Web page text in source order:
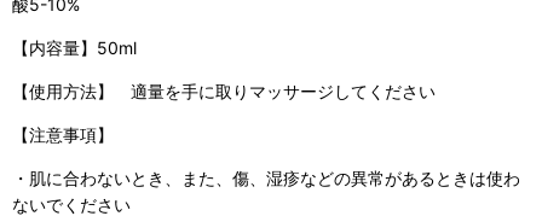
【内容量】50ml
【使用方法】 適量を手に取りマッサージしてください
【注意事項】
・肌に合わないとき、また、傷、湿疹などの異常があるときは使わ
ないでください